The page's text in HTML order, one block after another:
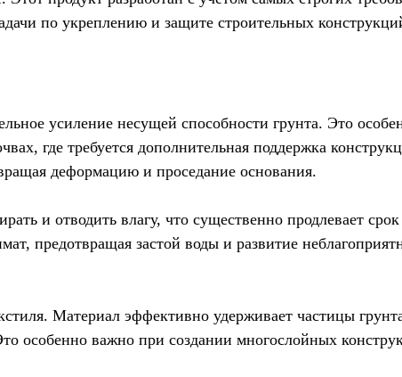
по укреплению и защите строительных
усиление несущей способности грунта. Это
где требуется дополнительная поддержка
деформацию и проседание основания.
и отводить влагу, что существенно продлевает
предотвращая застой воды и развитие
Материал эффективно удерживает частицы
особенно важно при создании многослойных